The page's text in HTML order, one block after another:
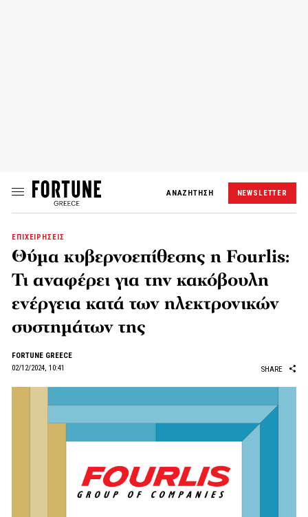
ΑΝΑΖΗΤΗΣΗ NEWSLETTER
ΕΠΙΧΕΙΡΗΣΕΙΣ
Θύμα κυβερνοεπίθεσης η Fourlis:
Τι αναφέρει για την κακόβουλη
ενέργεια κατά των ηλεκτρονικών
συστημάτων της
FORTUNE GREECE
02/12/2024, 10:41
SHARE